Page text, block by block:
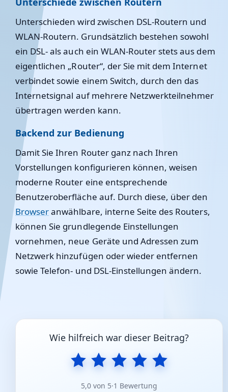
Unterschieden wird zwischen DSL-Routern und
WLAN-Routern. Grundsätzlich bestehen sowohl
ein DSL- als auch ein WLAN-Router stets aus dem
eigentlichen „Router“, der Sie mit dem Internet
verbindet sowie einem Switch, durch den das
Internetsignal auf mehrere Netzwerkteilnehmer
übertragen werden kann.
Backend zur Bedienung
Damit Sie Ihren Router ganz nach Ihren
Vorstellungen konfigurieren können, weisen
moderne Router eine entsprechende
Benutzeroberfläche auf. Durch diese, über den
Browseranwählbare, interne Seite des Routers,
können Sie grundlegende Einstellungen
vornehmen, neue Geräte und Adressen zum
Netzwerk hinzufügen oder wieder entfernen
sowie Telefon- und DSL-Einstellungen ändern.
Wie hilfreich war dieser Beitrag?
5,0 von 5·1 Bewertung